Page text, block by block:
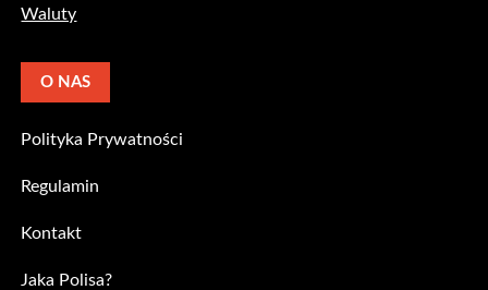
Waluty
O NAS
Polityka Prywatności
Regulamin
Kontakt
Jaka Polisa?